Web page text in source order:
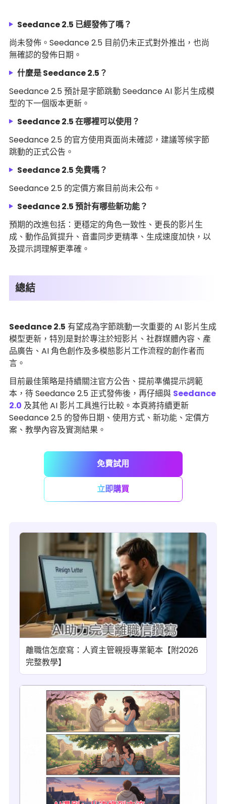
Seedance 2.5 已經發佈了嗎？
尚未發佈。Seedance 2.5 目前仍未正式對外推出，也尚
無確認的發佈日期。
什麼是 Seedance 2.5？
Seedance 2.5 預計是字節跳動 Seedance AI 影片生成模
型的下一個版本更新。
Seedance 2.5 在哪裡可以使用？
Seedance 2.5 的官方使用頁面尚未確認，建議等候字節
跳動的正式公告。
Seedance 2.5 免費嗎？
Seedance 2.5 的定價方案目前尚未公布。
Seedance 2.5 預計有哪些新功能？
預期的改進包括：更穩定的角色一致性、更長的影片生
成、動作品質提升、音畫同步更精準、生成速度加快，以
及提示詞理解更準確。
總結
Seedance 2.5 有望成為字節跳動一次重要的 AI 影片生成
模型更新，特別是對於專注於短影片、社群媒體內容、產
品廣告、AI 角色創作及多模態影片工作流程的創作者而
言。
目前最佳策略是持續關注官方公告、提前準備提示詞範
本，待 Seedance 2.5 正式發佈後，再仔細與 Seedance
2.0 及其他 AI 影片工具進行比較。本頁將持續更新
Seedance 2.5 的發佈日期、使用方式、新功能、定價方
案、教學內容及實測結果。
免費試用
立即購買
離職信怎麼寫：人資主管親授專業範本【附2026
完整教學】